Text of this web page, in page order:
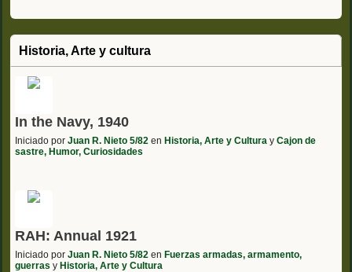
Historia, Arte y cultura
In the Navy, 1940
Iniciado por Juan R. Nieto 5/82 en Historia, Arte y Cultura y Cajon de
sastre, Humor, Curiosidades
RAH: Annual 1921
Iniciado por Juan R. Nieto 5/82 en Fuerzas armadas, armamento,
guerras y Historia, Arte y Cultura